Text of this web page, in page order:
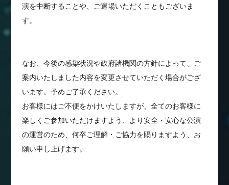
演を中断することや、ご退場いただくこともございま
す。
なお、今後の感染状況や政府諸機関の方針によって、ご
案内いたしました内容を変更させていただく場合がござ
います。予めご了承ください。
お客様にはご不便をかけいたしますが、全てのお客様に
楽しくご参加いただけますよう、より安全・安心な公演
の運営のため、何卒ご理解・ご協力を賜りますよう、お
願い申し上げます。